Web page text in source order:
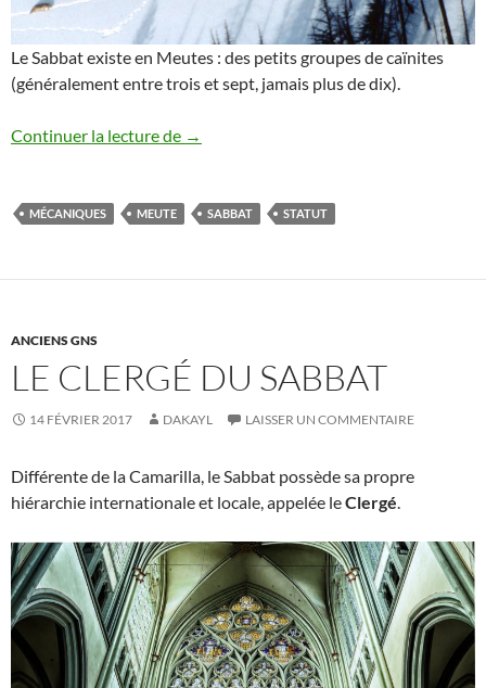
Le Sabbat existe en Meutes : des petits groupes de caïnites
(généralement entre trois et sept, jamais plus de dix).
Continuer la lecture de Les Meutes du Sabbat
→
MÉCANIQUES MEUTE SABBAT STATUT
ANCIENS GNS
LE CLERGÉ DU SABBAT
14 FÉVRIER 2017 DAKAYL LAISSER UN COMMENTAIRE
Différente de la Camarilla, le Sabbat possède sa propre
hiérarchie internationale et locale, appelée leClergé.